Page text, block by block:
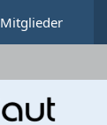
Mitglieder